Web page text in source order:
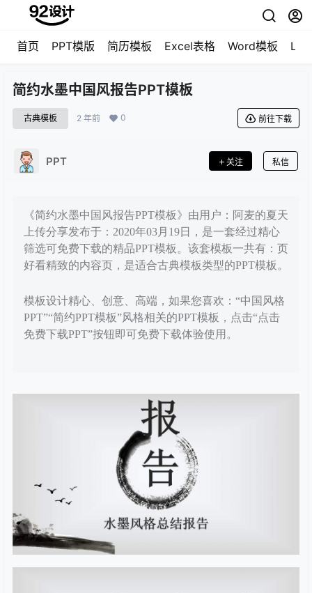
首页 PPT模版 简历模板 Excel表格 Word模板
简约水墨中国风报告PPT模板
古典模板 2 年前 0 前往下载
PPT 关注 私信
《简约水墨中国风报告PPT模板》由用户：阿麦的夏天
上传分享发布于：2020年03月19日，是一套经过精心
筛选可免费下载的精品PPT模板。该套模板一共有：页
好看精致的内容页，是适合古典模板类型的PPT模板。
模板设计精心、创意、高端，如果您喜欢：“中国风格
PPT”“简约PPT模板”风格相关的PPT模板，点击“点击
免费下载PPT”按钮即可免费下载体验使用。